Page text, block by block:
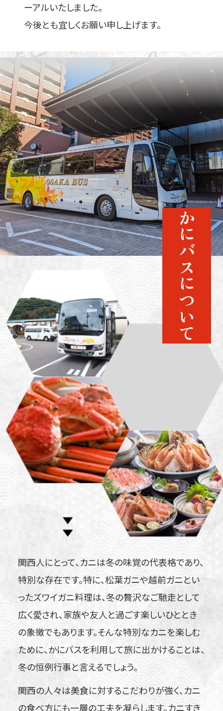
ーアルいたしました。
今後とも宜しくお願い申し上げます。
かにバスについて
関西人にとって、カニは冬の味覚の代表格であり、
特別な存在です。特に、松葉ガニや越前ガニとい
ったズワイガニ料理は、冬の贅沢なご馳走として
広く愛され、家族や友人と過ごす楽しいひととき
の象徴でもあります。そんな特別なカニを楽しむ
ために、かにバスを利用して旅に出かけることは、
冬の恒例行事と言えるでしょう。
関西の人々は美食に対するこだわりが強く、カニ
の食べ方にも一層の工夫を凝らします。カニすき